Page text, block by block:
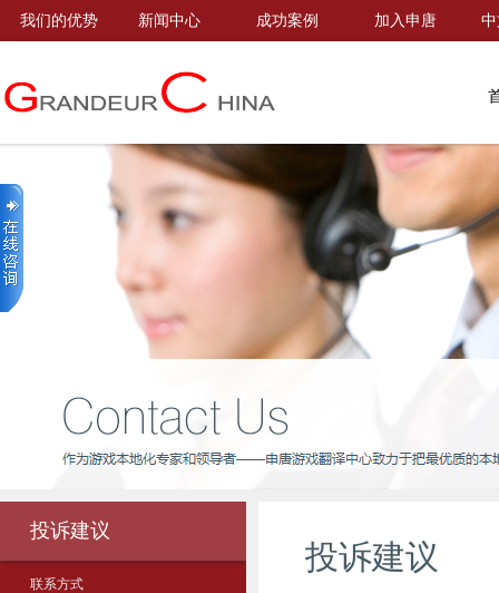
我们的优势 新闻中心 成功案例 加入申唐
首
投诉建议
联系方式
投诉建议